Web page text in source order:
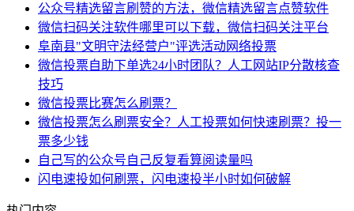
公众号精选留言刷赞的方法，微信精选留言点赞软件
微信扫码关注软件哪里可以下载，微信扫码关注平台
阜南县"文明守法经营户"评选活动网络投票
微信投票自助下单选24小时团队？人工网站IP分散核查
技巧
微信投票比赛怎么刷票？
微信投票怎么刷票安全？人工投票如何快速刷票？投一
票多少钱
自己写的公众号自己反复看算阅读量吗
闪电速投如何刷票，闪电速投半小时如何破解